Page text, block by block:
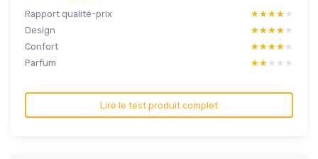
Rapport qualité-prix ★★★★★
★★★★★
Design
★★★★★
★★★★★
Confort
★★★★★
★★★★★
Parfum
★★★★★
★★★★★
Lire le test produit complet